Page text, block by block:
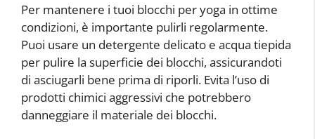
Per mantenere i tuoi blocchi per yoga in ottime
condizioni, è importante pulirli regolarmente.
Puoi usare un detergente delicato e acqua tiepida
per pulire la superficie dei blocchi, assicurandoti
di asciugarli bene prima di riporli. Evita l’uso di
prodotti chimici aggressivi che potrebbero
danneggiare il materiale dei blocchi.